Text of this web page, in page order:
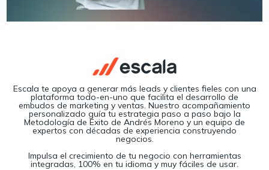
Escala te apoya a generar más leads y clientes fieles con una
plataforma todo-en-uno que facilita el desarrollo de
embudos de marketing y ventas. Nuestro acompañamiento
personalizado guía tu estrategia paso a paso bajo la
Metodología de Éxito de Andrés Moreno y un equipo de
expertos con décadas de experiencia construyendo
negocios.
Impulsa el crecimiento de tu negocio con herramientas
integradas, 100% en tu idioma y muy fáciles de usar.